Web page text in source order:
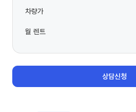
차량가
월 렌트
상담신청